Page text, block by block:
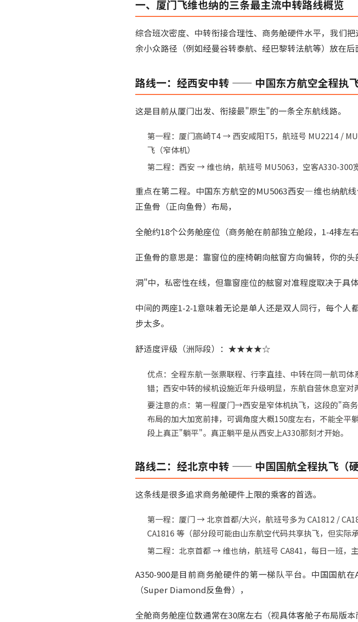
一、厦门飞维也纳的三条最主流中转路线概览
综合班次密度、中转衔接合理性、商务舱硬件水平，我们
余小众路径（例如经曼谷转泰航、经巴黎转法航等）放在后
路线一：经西安中转 —— 中国东方航空全程执飞
这是目前从厦门出发、衔接最"原生"的一条全东航线路。
第一程：厦门高崎T4 → 西安咸阳T5，航班号 MU2214 /
飞（窄体机）
第二程：西安 → 维也纳，航班号 MU5063，空客A330-300
重点在第二程。中国东方航空的MU5063西安—维也纳航
正鱼骨（正向鱼骨）布局，
全舱约18个公务舱座位（商务舱在前部独立舱段，1-4排左
正鱼骨的意思是：靠窗位的座椅朝向舷窗方向偏转，你的
洞"中，私密性在线，但靠窗座位的舷窗对准程度取决于具
中间的两座1-2-1意味着无论是单人还是双人同行，每个
步太多。
舒适度评级（洲际段）：★★★★☆
优点：全程东航一张票联程、行李直挂、中转在同一航司
错；西安中转的候机设施近年升级明显，东航自营休息室对
要注意的点：第一程厦门→西安是窄体机执飞，这段的"
布局的加大加宽前排，可调角度大概150度左右，不能全
段上真正"躺平"。真正躺平是从西安上A330那刻才开始。
路线二：经北京中转 —— 中国国航全程执飞（硬
这条线是很多追求商务舱硬件上限的乘客的首选。
第一程：厦门 → 北京首都/大兴，航班号多为 CA1812 /
CA1816 等（部分段可能由山东航空代码共享执飞，但实
第二程：北京首都 → 维也纳，航班号 CA841，每日一班，
A350-900是目前商务舱硬件的第一梯队平台。中国国航
（Super Diamond反鱼骨），
全舱商务舱座位数通常在30席左右（视具体客舱子布局版本